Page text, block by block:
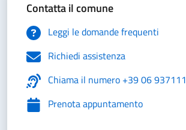
Contatta il comune
Leggi le domande frequenti
Richiedi assistenza
Chiama il numero +39 06 937111
Prenota appuntamento